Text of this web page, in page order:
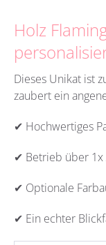
Holz
Dieses Unikat ist
zaubert ein
✔ Hochwertiges
✔ Betrieb über 1x
✔ Optionale
✔ Ein echter